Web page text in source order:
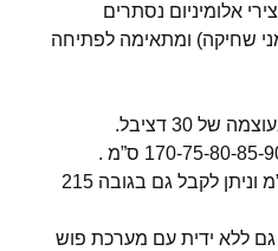
על 3 צירי אלומיניום נסתרים
ומתאימה לפתיחה
*מידות גובה: 205 ס”מ וניתן לקבל גם בגובה 215
ידית עם מערכת פוש